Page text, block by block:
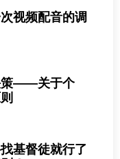
视频配音的调
策——关于个
基督徒就行了